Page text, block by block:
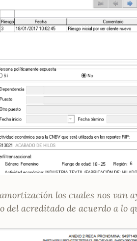
los cuales nos van
acreditado de acuerdo a lo